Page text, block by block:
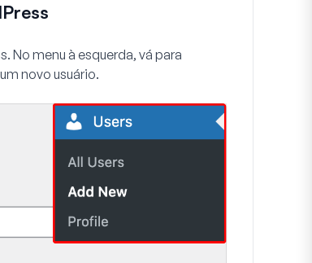
No menu à esquerda, vá para
novo usuário.